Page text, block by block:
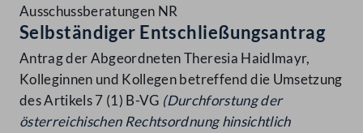
Ausschussberatungen NR
Selbständiger Entschließungsantrag
Antrag der Abgeordneten Theresia Haidlmayr,
Kolleginnen und Kollegen betreffend die Umsetzung
des Artikels 7 (1) B-VG (Durchforstung der
österreichischen Rechtsordnung hinsichtlich